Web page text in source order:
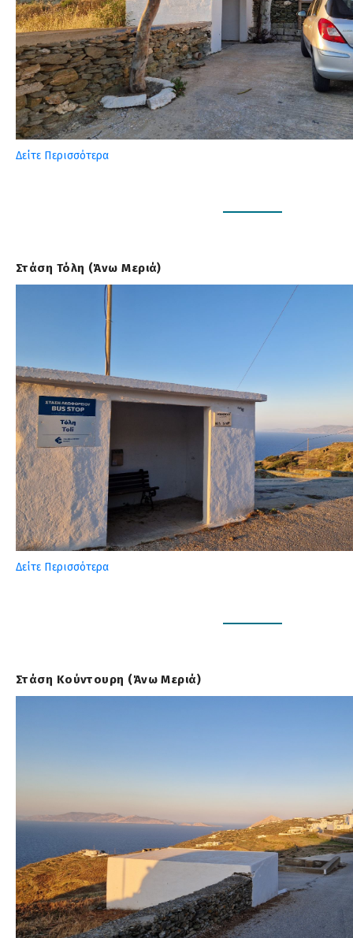
Δείτε Περισσότερα
Στάση Τόλη (Άνω Μεριά)
Δείτε Περισσότερα
Στάση Κούντουρη (Άνω Μεριά)